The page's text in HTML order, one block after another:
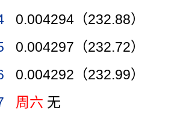
0.004294（232.88）
0.004297（232.72）
0.004292（232.99）
周六 无